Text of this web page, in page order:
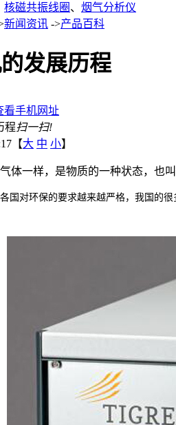
核磁共振线圈 、 烟气分析仪
新闻资讯 ->产品百科
发展历程
看手机网址
扫一扫!
【大 中 小】
体一样，是物质的一种状态，也
国对环保的要求越来越严格，我国的